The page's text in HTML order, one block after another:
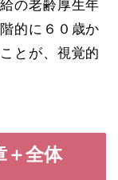
の老齢厚生年
的に６０歳か
とが、視覚的
＋全体